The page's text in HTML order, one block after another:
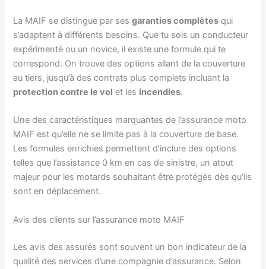
La MAIF se distingue par sesgaranties complètes qui
s’adaptent à différents besoins. Que tu sois un conducteur
expérimenté ou un novice, il existe une formule qui te
correspond. On trouve des options allant de la couverture
au tiers, jusqu’à des contrats plus complets incluant la
protection contre le vol et les incendies.
Une des caractéristiques marquantes de l’assurance moto
MAIF est qu’elle ne se limite pas à la couverture de base.
Les formules enrichies permettent d’inclure des options
telles que l’assistance 0 km en cas de sinistre, un atout
majeur pour les motards souhaitant être protégés dès qu’ils
sont en déplacement.
Avis des clients sur l’assurance moto MAIF
Les avis des assurés sont souvent un bon indicateur de la
qualité des services d’une compagnie d’assurance. Selon